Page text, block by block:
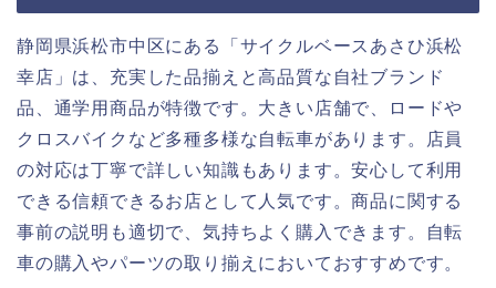
静岡県浜松市中区にある「サイクルベースあさひ浜松
幸店」は、充実した品揃えと高品質な自社ブランド
品、通学用商品が特徴です。大きい店舗で、ロードや
クロスバイクなど多種多様な自転車があります。店員
の対応は丁寧で詳しい知識もあります。安心して利用
できる信頼できるお店として人気です。商品に関する
事前の説明も適切で、気持ちよく購入できます。自転
車の購入やパーツの取り揃えにおいておすすめです。